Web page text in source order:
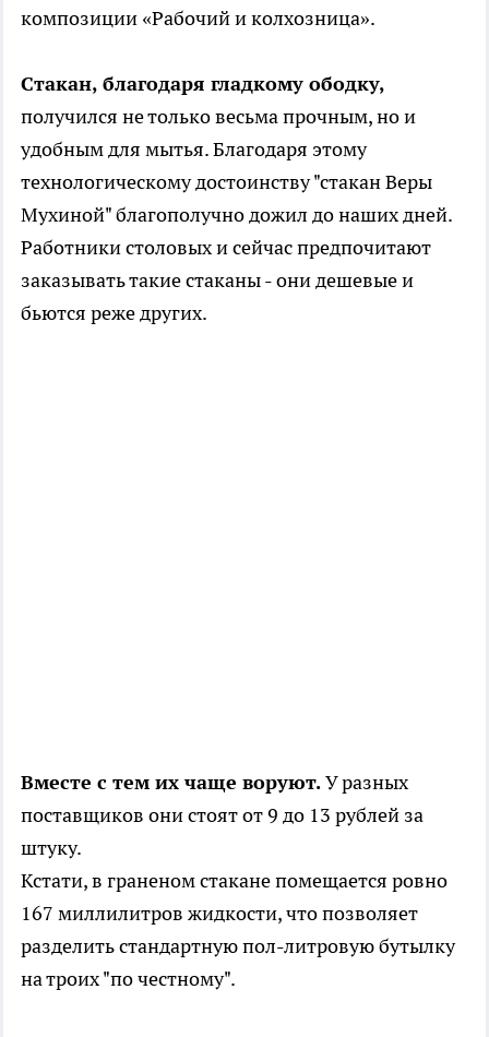
композиции «Рабочий и колхозница».
Стакан, благодаря гладкому ободку,
получился не только весьма прочным, но и
удобным для мытья. Благодаря этому
технологическому достоинству "стакан Веры
Мухиной" благополучно дожил до наших дней.
Работники столовых и сейчас предпочитают
заказывать такие стаканы - они дешевые и
бьются реже других.
Вместе с тем их чаще воруют.У разных
поставщиков они стоят от 9 до 13 рублей за
штуку.
Кстати, в граненом стакане помещается ровно
167 миллилитров жидкости, что позволяет
разделить стандартную пол-литровую бутылку
на троих "по честному".